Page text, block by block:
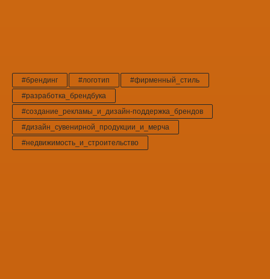
#брендинг #логотип
#фирменный_стиль
#разработка_брендбука
#создание_рекламы_и_дизайн-поддержка_брендов
#дизайн_сувенирной_продукции_и_мерча
#недвижимость_и_строительство